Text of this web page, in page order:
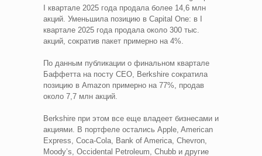
I квартале 2025 года продала более 14,6 млн
акций. Уменьшила позицию в Capital One: в I
квартале 2025 года продала около 300 тыс.
акций, сократив пакет примерно на 4%.
По данным публикации о финальном квартале
Баффетта на посту CEO, Berkshire сократила
позицию в Amazon примерно на 77%, продав
около 7,7 млн акций.
Berkshire при этом все еще владеет бизнесами и
акциями. В портфеле остались Apple, American
Express, Coca-Cola, Bank of America, Chevron,
Moody’s, Occidental Petroleum, Chubb и другие